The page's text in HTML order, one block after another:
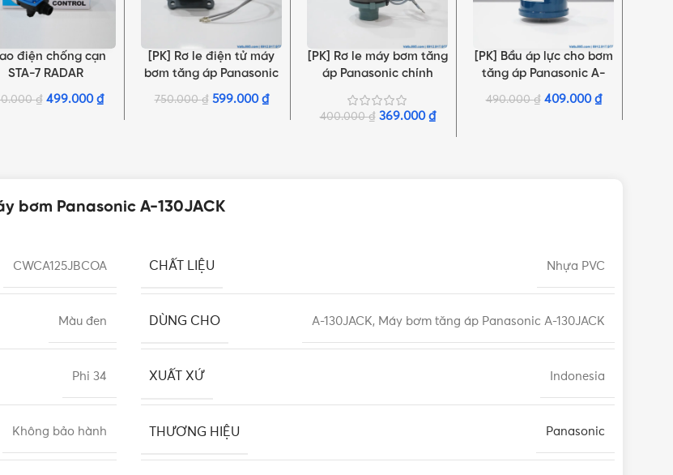
VÀO GIỎ HÀNG
điện chống cạn
STA-7 RADAR
₫ 499.000 ₫
THÊM VÀO GIỎ HÀNG
[PK] Rơ le điện tử máy
bơm tăng áp Panasonic
750.000₫ 599.000 ₫
THÊM VÀO GIỎ HÀNG
[PK] Rơ le máy bơm tăng
áp Panasonic chính
400.000₫ 369.000 ₫
THÊM VÀO GIỎ HÀNG
[PK] Bầu áp lực cho bơm
tăng áp Panasonic A-
130JAK
490.000₫ 409.000 ₫
bơm Panasonic A-130JACK
CWCA125JBCOA CHẤT LIỆU Nhựa PVC
Màu đen DÙNG CHO A-130JACK, Máy bơm tăng áp Panasonic A-130JACK
Phi 34 XUẤT XỨ Indonesia
Không bảo hành THƯƠNG HIỆU Panasonic